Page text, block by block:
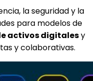
la seguridad y la
para modelos de
activos digitalesy
y colaborativas.